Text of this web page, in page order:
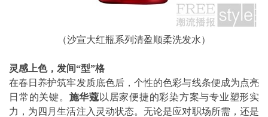
（沙宣大红瓶系列清盈顺柔洗发水）
灵感上色，发间“型”格
在春日养护筑牢发质底色后，个性的色彩与线条便成为点亮
日常的关键。 施华蔻 以居家便捷的彩染方案与专业塑形实
力，为四月生活注入灵动状态。无论是应对职场所需，还是